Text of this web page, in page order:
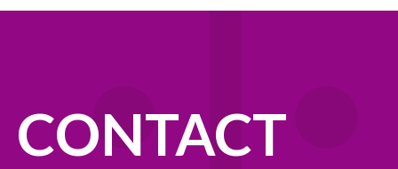
適時開示資料
CONTACT